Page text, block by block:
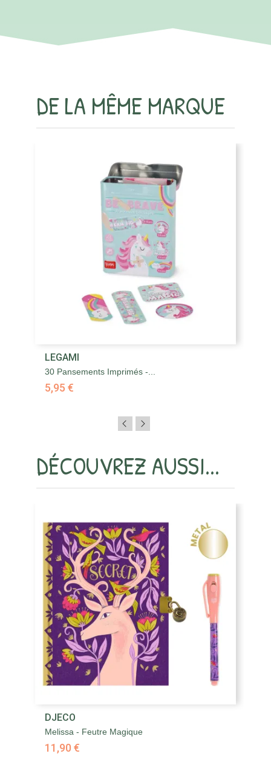
DE LA MÊME MARQUE
LEGAMI
30 Pansements Imprimés -...
5,95 €
DÉCOUVREZ AUSSI...
DJECO
Melissa - Feutre Magique
11,90 €